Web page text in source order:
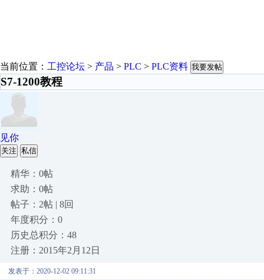
当前位置： 工控论坛 > 产品 > PLC > PLC资料 我要发帖
S7-1200教程
见你
关注 私信
精华：0帖
求助：0帖
帖子：2帖 | 8回
年度积分：0
历史总积分：48
注册：2015年2月12日
发表于：2020-12-02 09:11:31